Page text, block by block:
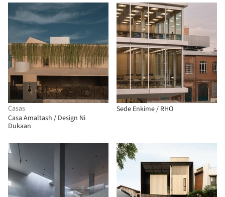
Casas
Casa Amaltash / Design Ni
Dukaan
Sede Enkime / RHO